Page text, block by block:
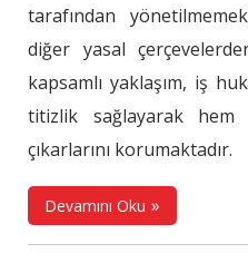
tarafından
diğer yasal
kapsamlı yaklaşım, iş
titizlik sağlayarak hem
çıkarlarını korumaktadır.
Devamını Oku